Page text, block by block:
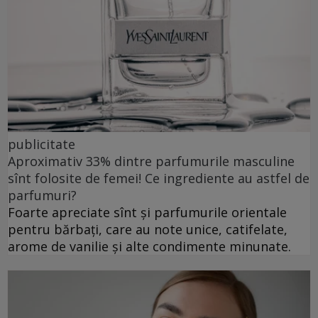
publicitate
Aproximativ 33% dintre parfumurile masculine
sînt folosite de femei! Ce ingrediente au astfel de
parfumuri?
Foarte apreciate sînt și parfumurile orientale
pentru bărbați, care au note unice, catifelate,
arome de vanilie și alte condimente minunate.